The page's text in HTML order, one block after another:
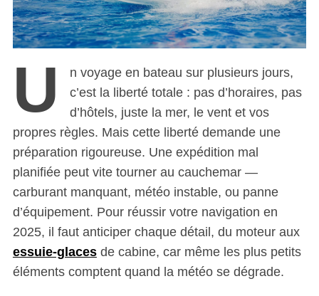
U
n voyage en bateau sur plusieurs jours,
c’est la liberté totale : pas d’horaires, pas
d’hôtels, juste la mer, le vent et vos
propres règles. Mais cette liberté demande une
préparation rigoureuse. Une expédition mal
planifiée peut vite tourner au cauchemar —
carburant manquant, météo instable, ou panne
d’équipement. Pour réussir votre navigation en
2025, il faut anticiper chaque détail, du moteur aux
essuie-glacesde cabine, car même les plus petits
éléments comptent quand la météo se dégrade.